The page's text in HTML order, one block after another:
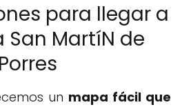
para llegar a
San Martí­N de
Porres
un mapa fácil que